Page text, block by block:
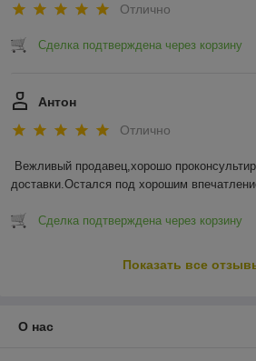
Отлично
Сделка подтверждена через корзину
Антон
Отлично
Вежливый продавец,хорошо
доставки.Остался под хорошим
Сделка подтверждена через корзину
Показать все
О нас